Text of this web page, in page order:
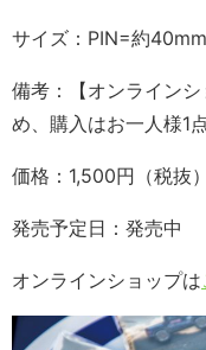
サイズ：PIN=約
備考：【オンライン
め、購入はお一人様1
価格：1,500円（税抜）
発売予定日：発売中
オンラインショップは